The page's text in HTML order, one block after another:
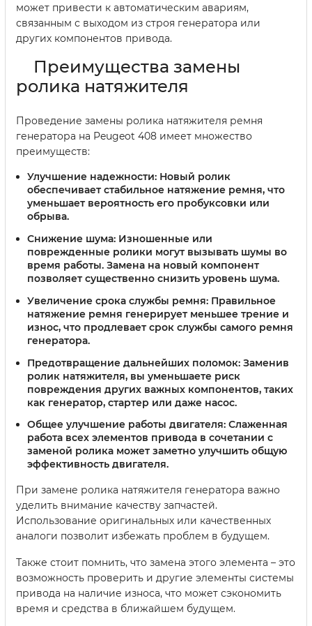
может привести к автоматическим авариям,
связанным с выходом из строя генератора или
других компонентов привода.
Преимущества замены
ролика натяжителя
Проведение замены ролика натяжителя ремня
генератора на Peugeot 408 имеет множество
преимуществ:
Улучшение надежности: Новый ролик
обеспечивает стабильное натяжение ремня, что
уменьшает вероятность его пробуксовки или
обрыва.
Снижение шума: Изношенные или
поврежденные ролики могут вызывать шумы во
время работы. Замена на новый компонент
позволяет существенно снизить уровень шума.
Увеличение срока службы ремня: Правильное
натяжение ремня генерирует меньшее трение и
износ, что продлевает срок службы самого ремня
генератора.
Предотвращение дальнейших поломок: Заменив
ролик натяжителя, вы уменьшаете риск
повреждения других важных компонентов, таких
как генератор, стартер или даже насос.
Общее улучшение работы двигателя: Слаженная
работа всех элементов привода в сочетании с
заменой ролика может заметно улучшить общую
эффективность двигателя.
При замене ролика натяжителя генератора важно
уделить внимание качеству запчастей.
Использование оригинальных или качественных
аналоги позволит избежать проблем в будущем.
Также стоит помнить, что замена этого элемента – это
возможность проверить и другие элементы системы
привода на наличие износа, что может сэкономить
время и средства в ближайшем будущем.